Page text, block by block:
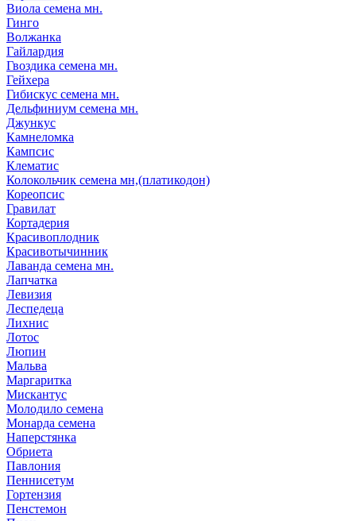
Виола семена мн.
Гинго
Волжанка
Гайлардия
Гвоздика семена мн.
Гейхера
Гибискус семена мн.
Дельфиниум семена мн.
Джункус
Камнеломка
Кампсис
Клематис
Колокольчик семена мн,(платикодон)
Кореопсис
Гравилат
Кортадерия
Красивоплодник
Красивотычинник
Лаванда семена мн.
Лапчатка
Левизия
Леспедеца
Лихнис
Лотос
Люпин
Мальва
Маргаритка
Мискантус
Молодило семена
Монарда семена
Наперстянка
Обриета
Павлония
Пеннисетум
Гортензия
Пенстемон